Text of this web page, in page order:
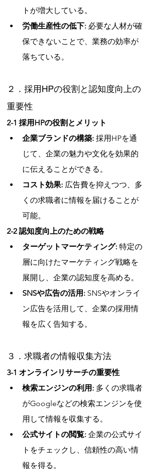
トが増大している。
労働生産性の低下: 必要な人材が確
保できないことで、業務の効率が
落ちている。
２．採用HPの役割と認知度向上の
重要性
2-1 採用HPの役割とメリット
企業ブランドの構築: 採用HPを通
じて、企業の魅力や文化を効果的
に伝えることができる。
コスト効果: 広告費を抑えつつ、多
くの求職者に情報を届けることが
可能。
2-2 認知度向上のための戦略
ターゲットマーケティング: 特定の
層に向けたマーケティング戦略を
展開し、企業の認知度を高める。
SNSや広告の活用: SNSやオンライ
ン広告を活用して、企業の採用情
報を広く告知する。
３．求職者の情報収集方法
3-1 オンラインリサーチの重要性
検索エンジンの利用: 多くの求職者
がGoogleなどの検索エンジンを使
用して情報を収集する。
公式サイトの閲覧: 企業の公式サイ
トをチェックし、信頼性の高い情
報を得る。